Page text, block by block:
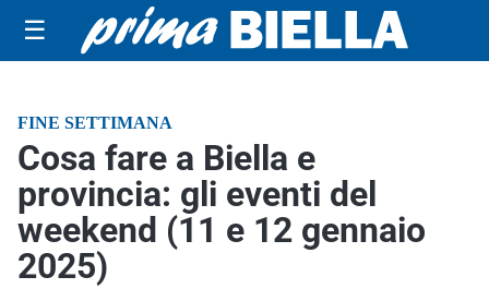
☰
FINE SETTIMANA
Cosa fare a Biella e
provincia: gli eventi del
weekend (11 e 12 gennaio
2025)